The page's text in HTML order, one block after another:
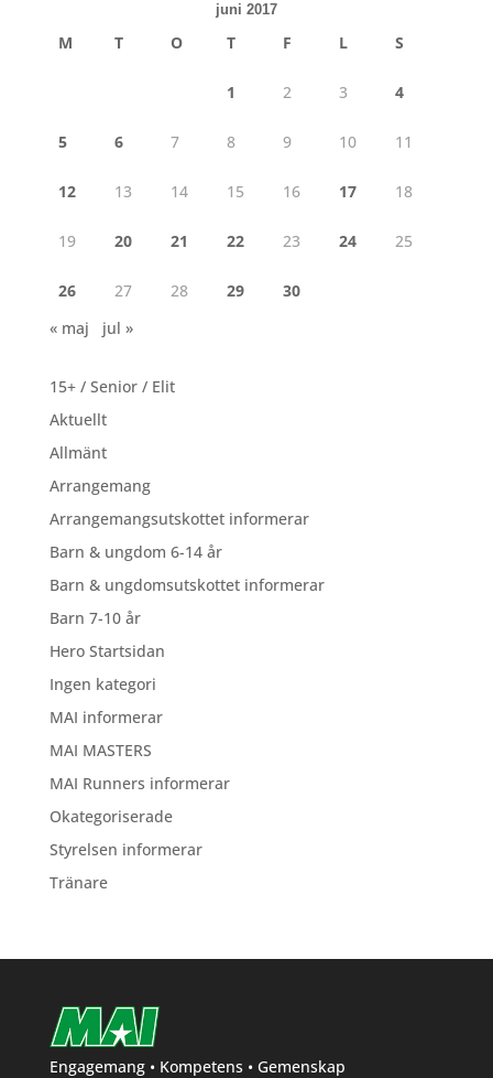
juni 2017
M T O T F L S
1 2 3 4
5 6 7 8 9 10 11
12 13 14 15 16 17 18
19 20 21 22 23 24 25
26 27 28 29
30
« maj
jul »
15+ / Senior / Elit
Aktuellt
Allmänt
Arrangemang
Arrangemangsutskottet informerar
Barn & ungdom 6-14 år
Barn & ungdomsutskottet informerar
Barn 7-10 år
Hero Startsidan
Ingen kategori
MAI informerar
MAI MASTERS
MAI Runners informerar
Okategoriserade
Styrelsen informerar
Tränare
Engagemang • Kompetens • Gemenskap